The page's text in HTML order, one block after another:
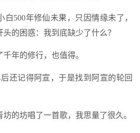
白500年修仙未果，只因情缘未了，
的困惑：我到底缺少了什么？
年的修行，也值得。
还记得阿宣，于是找到阿宣的轮回
的坊唱了一首歌，我思量了很久。